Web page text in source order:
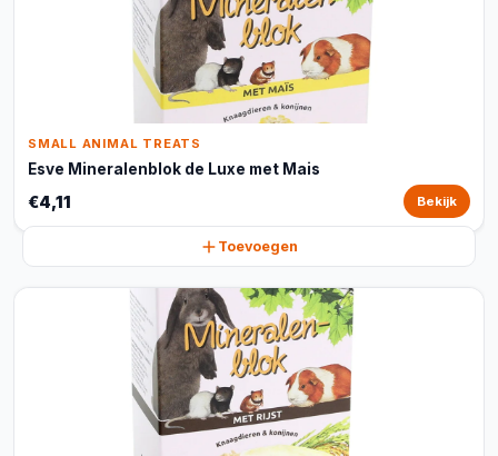
SMALL ANIMAL TREATS
Esve Mineralenblok de Luxe met Mais
€4,11 Bekijk
Toevoegen